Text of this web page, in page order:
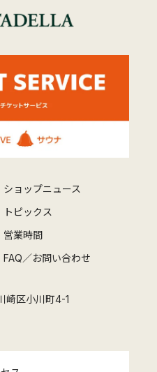
ショップニュース
トピックス
営業時間
FAQ／お問い合わせ
崎区小川町4-1